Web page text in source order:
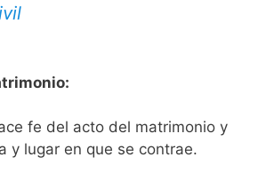
fe del acto del matrimonio y
y lugar en que se contrae.